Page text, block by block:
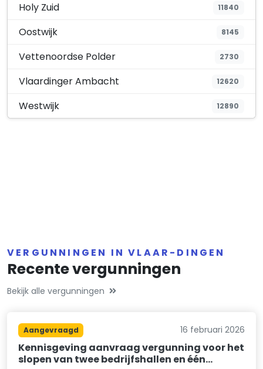
Holy Zuid 11840
Oostwijk 8145
Vettenoordse Polder 2730
Vlaardinger Ambacht 12620
Westwijk 12890
VERGUNNINGEN IN VLAAR-DINGEN
Recente vergunningen
Bekijk alle vergunningen
Aangevraagd 16 februari 2026
Kennisgeving aanvraag vergunning voor het
slopen van twee bedrijfshallen en één…